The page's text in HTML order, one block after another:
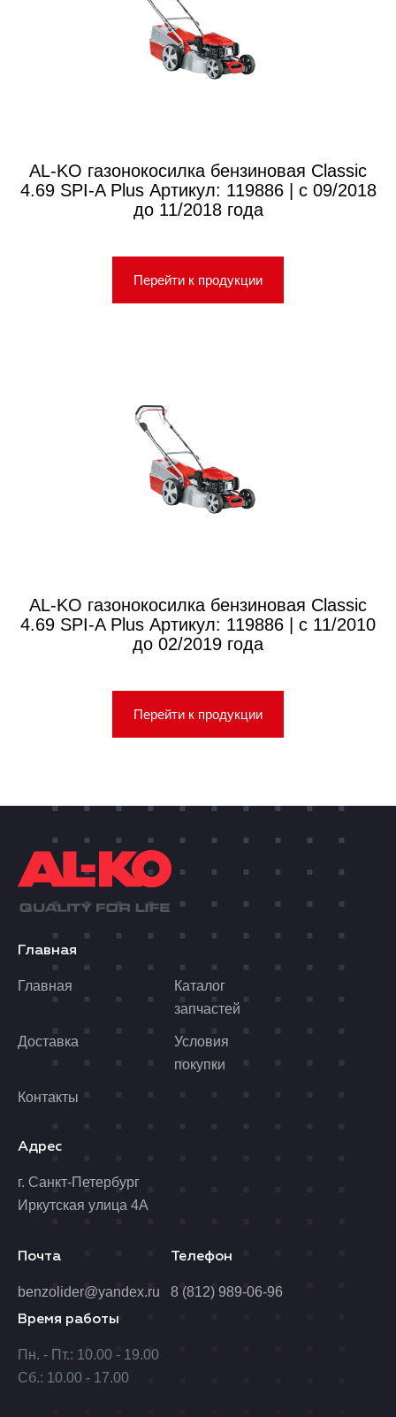
AL-KO газонокосилка бензиновая Classic
4.69 SPI-A Plus Артикул: 119886 | с 09/2018
до 11/2018 года
Перейти к продукции
AL-KO газонокосилка бензиновая Classic
4.69 SPI-A Plus Артикул: 119886 | с 11/2010
до 02/2019 года
Перейти к продукции
Главная
Главная
Каталог
запчастей
Доставка
Условия
покупки
Контакты
Адрес
г. Санкт-Петербург
Иркутская улица 4А
Время работы
Пн. - Пт.: 10.00 - 19.00
Сб.: 10.00 - 17.00
Почта
benzolider@yandex.ru
Телефон
8 (812) 989-06-96